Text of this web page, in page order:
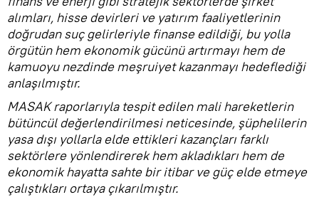
alımları, hisse devirleri ve yatırım faaliyetlerinin
doğrudan suç gelirleriyle finanse edildiği, bu yolla
örgütün hem ekonomik gücünü artırmayı hem de
kamuoyu nezdinde meşruiyet kazanmayı hedeflediği
anlaşılmıştır.
MASAK raporlarıyla tespit edilen mali hareketlerin
bütüncül değerlendirilmesi neticesinde, şüphelilerin
yasa dışı yollarla elde ettikleri kazançları farklı
sektörlere yönlendirerek hem akladıkları hem de
ekonomik hayatta sahte bir itibar ve güç elde etmeye
çalıştıkları ortaya çıkarılmıştır.